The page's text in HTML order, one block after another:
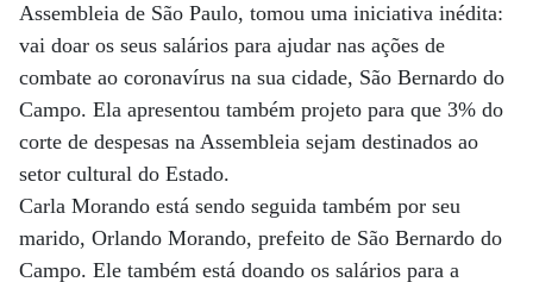
Assembleia de São Paulo, tomou uma iniciativa inédita:
vai doar os seus salários para ajudar nas ações de
combate ao coronavírus na sua cidade, São Bernardo do
Campo. Ela apresentou também projeto para que 3% do
corte de despesas na Assembleia sejam destinados ao
setor cultural do Estado.
Carla Morando está sendo seguida também por seu
marido, Orlando Morando, prefeito de São Bernardo do
Campo. Ele também está doando os salários para a